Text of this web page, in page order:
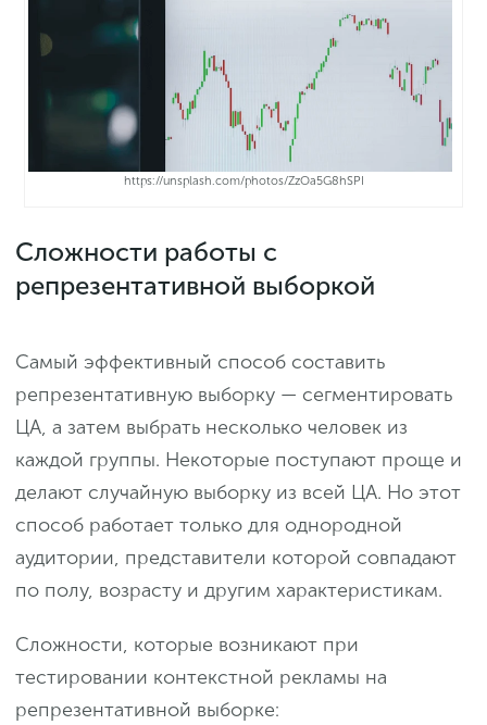
https://unsplash.com/photos/ZzOa5G8hSPI
Сложности работы с
репрезентативной выборкой
Самый эффективный способ составить
репрезентативную выборку — сегментировать
ЦА, а затем выбрать несколько человек из
каждой группы. Некоторые поступают проще и
делают случайную выборку из всей ЦА. Но этот
способ работает только для однородной
аудитории, представители которой совпадают
по полу, возрасту и другим характеристикам.
Сложности, которые возникают при
тестировании контекстной рекламы на
репрезентативной выборке: